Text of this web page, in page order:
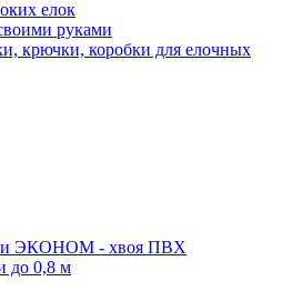
елок
руками
крючки, коробки для елочных
ЭКОНОМ - хвоя ПВХ
до 0,8 м